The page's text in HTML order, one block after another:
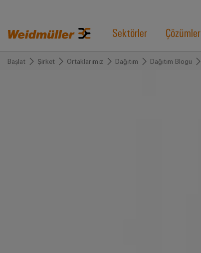
Sektörler Çözümler
Başlat Şirket Ortaklarımız Dağıtım Dağıtım Blogu